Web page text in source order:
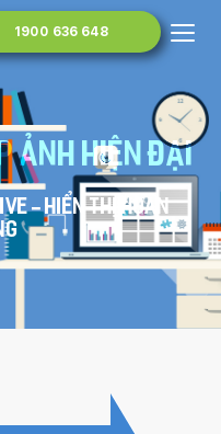
1900 636 648
ảnh hiện đại
- hiển thị hoàn